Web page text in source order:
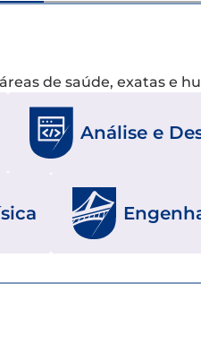
de saúde, exatas e
Análise e